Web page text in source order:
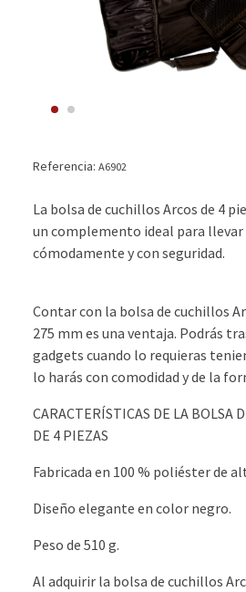
Referencia: A6902
La bolsa de cuchillos Arcos de 4
un complemento ideal para
cómodamente y con seguridad.
Contar con la bolsa de cuchillos
275 mm es una ventaja. Podrás
gadgets cuando lo requieras
lo harás con comodidad y de la
CARACTERÍSTICAS DE LA BOLSA
DE 4 PIEZAS
Fabricada en 100 % poliéster de
Diseño elegante en color negro.
Peso de 510 g.
Al adquirir la bolsa de cuchillos